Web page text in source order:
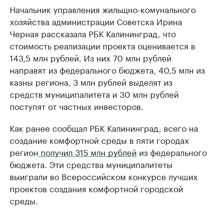
Начальник управления жильщно-комунального
хозяйства администрации Советска Ирина
Черная рассказала РБК Калининград, что
стоимость реализации проекта оценивается в
143,5 млн рублей. Из них 70 млн рублей
направят из федерального бюджета, 40,5 млн из
казны региона, 3 млн рублей выделят из
средств муниципалитета и 30 млн рублей
поступят от частных инвесторов.
Как ранее сообщал РБК Калининград, всего на
создание комфортной среды в пяти городах
регион получил 315 млн рублей из федерального
бюджета. Эти средства муниципалитеты
выиграли во Всероссийском конкурсе лучших
проектов создания комфортной городской
среды.